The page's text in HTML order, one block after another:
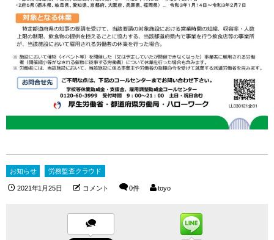
お知らせ 労務監査クラウド
2021年1月25日 コメント 0件 toyo